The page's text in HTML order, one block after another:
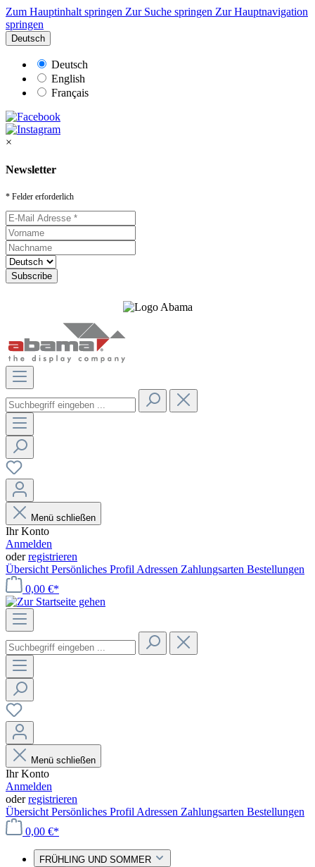
Zum Hauptinhalt springen Zur Suche springen Zur Hauptnavigation
springen
Deutsch
Deutsch
English
Français
×
Newsletter
* Felder erforderlich
Menü schließen
Ihr Konto
Anmelden
oderregistrieren
Übersicht Persönliches Profil Adressen Zahlungsarten Bestellungen
0,00 €*
Menü schließen
Ihr Konto
Anmelden
oderregistrieren
Übersicht Persönliches Profil Adressen Zahlungsarten Bestellungen
0,00 €*
FRÜHLING UND SOMMER